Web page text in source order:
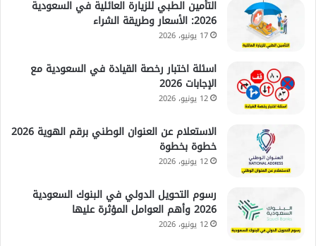
التأمين الطبي للزيارة العائلية في السعودية
2026: الأسعار وطريقة الشراء
17 يونيو، 2026
اسئلة اختبار رخصة القيادة في السعودية مع
الإجابات 2026
12 يونيو، 2026
الاستعلام عن العنوان الوطني برقم الهوية 2026
خطوة بخطوة
12 يونيو، 2026
رسوم التحويل الدولي في البنوك السعودية
2026 وأهم العوامل المؤثرة عليها
12 يونيو، 2026